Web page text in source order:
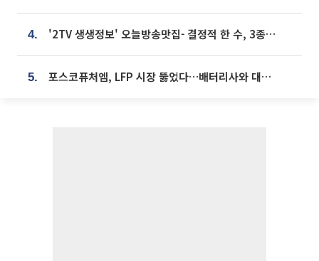
4. '2TV 생생정보' 오늘방송맛집- 결정적 한 수, 3종 메밀면! 메밀 소바 맛집 '의○○○○'
5. 포스코퓨처엠, LFP 시장 뚫었다…배터리사와 대규모 장기 공급 합의